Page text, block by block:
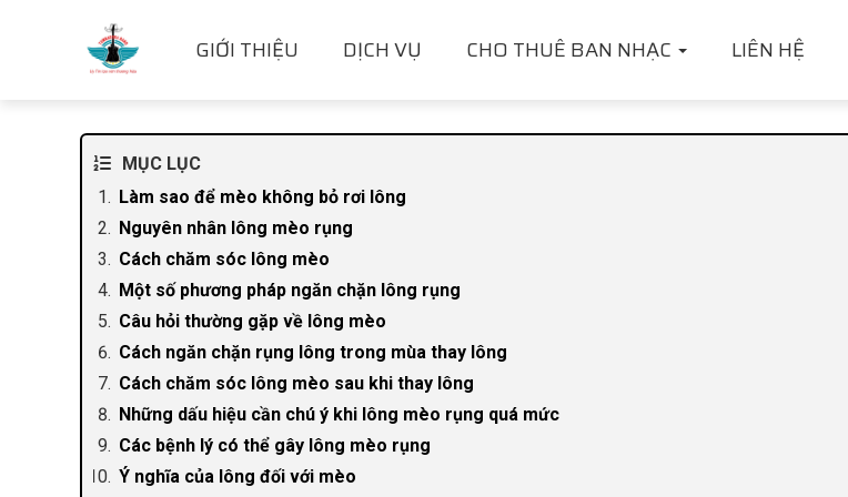
GIỚI THIỆU DỊCH VỤ CHO THUÊ BAN NHẠC LIÊN HỆ
MỤC LỤC
Làm sao để mèo không bỏ rơi lông
Nguyên nhân lông mèo rụng
Cách chăm sóc lông mèo
Một số phương pháp ngăn chặn lông rụng
Câu hỏi thường gặp về lông mèo
Cách ngăn chặn rụng lông trong mùa thay lông
Cách chăm sóc lông mèo sau khi thay lông
Những dấu hiệu cần chú ý khi lông mèo rụng quá mức
Các bệnh lý có thể gây lông mèo rụng
Ý nghĩa của lông đối với mèo